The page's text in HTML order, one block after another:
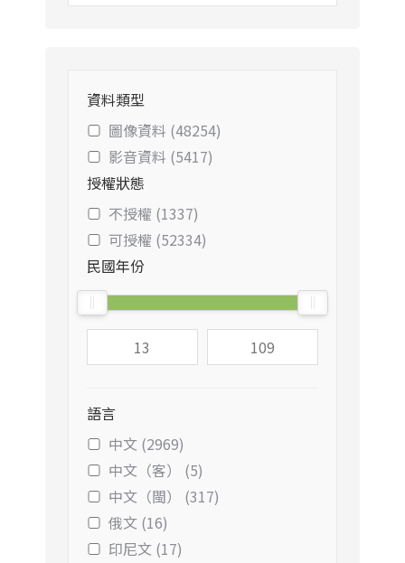
資料類型
圖像資料 (48254)
影音資料 (5417)
授權狀態
不授權 (1337)
可授權 (52334)
民國年份
語言
中文 (2969)
中文（客） (5)
中文（閩） (317)
俄文 (16)
印尼文 (17)